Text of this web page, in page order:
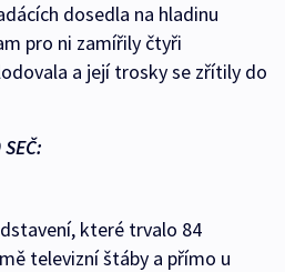
dosedla na hladinu
pro ni zamířily čtyři
a její trosky se zřítily do
které trvalo 84
televizní štáby a přímo u